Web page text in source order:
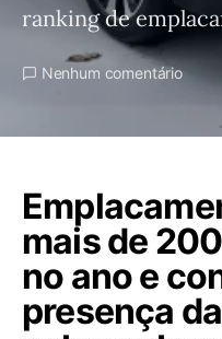
ranking de
Nenhum comentário
mais de
no ano e
presença